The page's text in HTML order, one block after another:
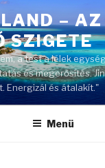
– AZ
SZIGETE
a test a lélek
és megerősítés.
Energizál és átalakít."
Menü